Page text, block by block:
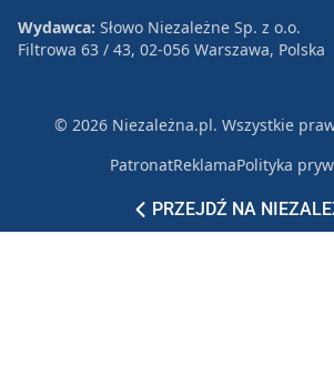
PRZEJDŹ NA
Wydawca: Słowo Niezależne Sp. z o.o.
Filtrowa 63 / 43, 02-056 Warszawa, Polska
© 2026 Niezależna.pl. Wszystkie
PatronatReklamaPolityka